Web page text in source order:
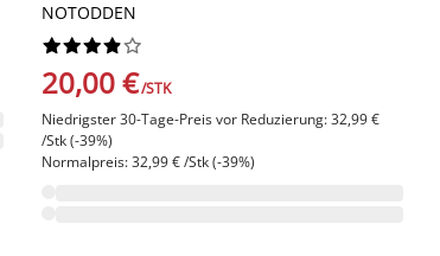
NOTODDEN






20,00 €/STK
Niedrigster 30-Tage-Preis vor Reduzierung: 32,99 €
/Stk (-39%)
Normalpreis: 32,99 € /Stk (-39%)